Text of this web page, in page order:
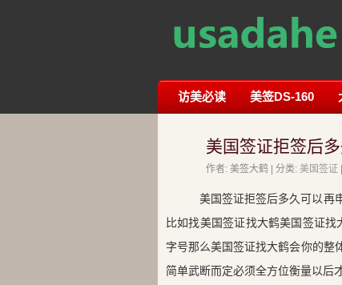
访美必读 美签DS-160
美国签证拒签后
作者: 美签大鹤 | 分类: 美国签证
美国签证拒签后多久可以再
比如找美国签证找大鹤美国签证
字号那么美国签证找大鹤会你的整
简单武断而定必须全方位衡量以后